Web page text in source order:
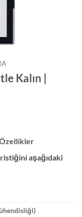
Kalın |
aşağıdaki